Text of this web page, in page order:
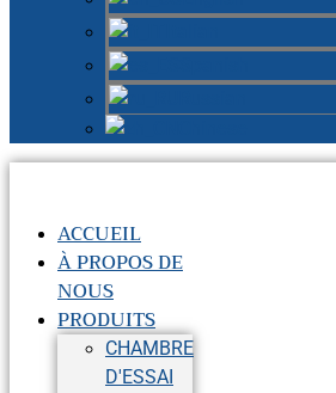
ACCUEIL
À PROPOS DE
NOUS
PRODUITS
CHAMBRE
D'ESSAI